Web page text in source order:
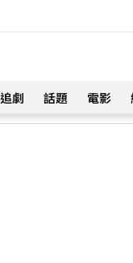
追劇 話題 電影